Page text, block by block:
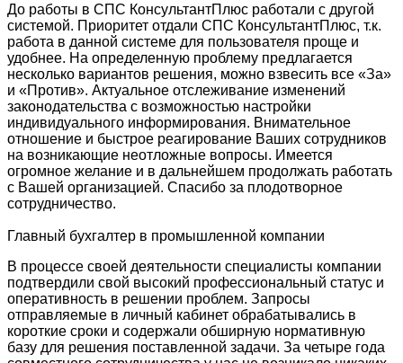
До работы в СПС КонсультантПлюс работали с другой
системой. Приоритет отдали СПС КонсультантПлюс, т.к.
работа в данной системе для пользователя проще и
удобнее. На определенную проблему предлагается
несколько вариантов решения, можно взвесить все «За»
и «Против». Актуальное отслеживание изменений
законодательства с возможностью настройки
индивидуального информирования. Внимательное
отношение и быстрое реагирование Ваших сотрудников
на возникающие неотложные вопросы. Имеется
огромное желание и в дальнейшем продолжать работать
с Вашей организацией. Спасибо за плодотворное
сотрудничество.
Главный бухгалтер в промышленной компании
В процессе своей деятельности специалисты компании
подтвердили свой высокий профессиональный статус и
оперативность в решении проблем. Запросы
отправляемые в личный кабинет обрабатывались в
короткие сроки и содержали обширную нормативную
базу для решения поставленной задачи. За четыре года